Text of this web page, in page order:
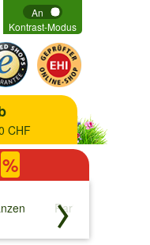
An
Kontrast-Modus
CHF
%
Raritäten
↓